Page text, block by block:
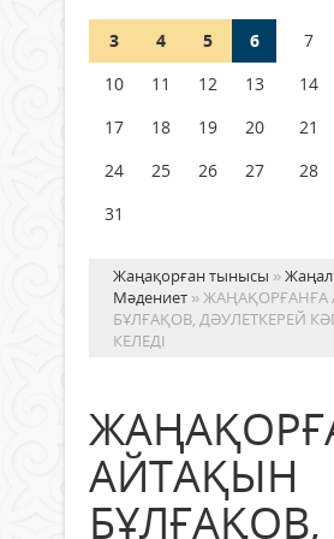
ӘКІМІНІҢ КЕҢЕСШІСІ
ТАҒАЙЫНДАЛДЫ
3
4 5 6 7
10
11 12 13 14
17
18 19 20 21
24
25 26 27 28
31
Жаңақорған тынысы »
Мәдениет » ЖАҢАҚОРҒАНҒА
БҰЛҒАҚОВ, ДӘУЛЕТКЕРЕЙ
КЕЛЕДІ
АЙТАҚЫН
БҰЛҒАҚОВ,